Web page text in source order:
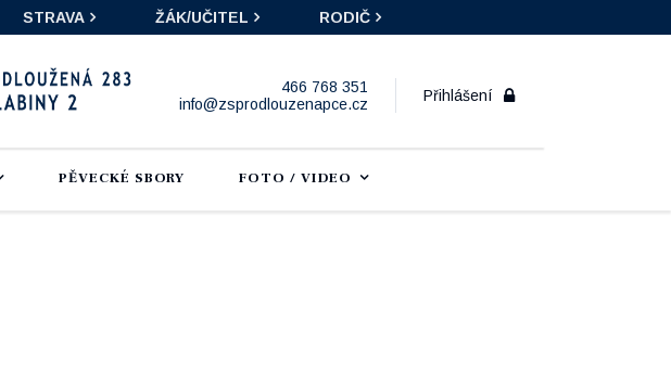
STRAVA ŽÁK/UČITEL RODIČ
Přihlášení
466 768 351
info@zsprodlouzenapce.cz
PĚVECKÉ SBORY FOTO / VIDEO